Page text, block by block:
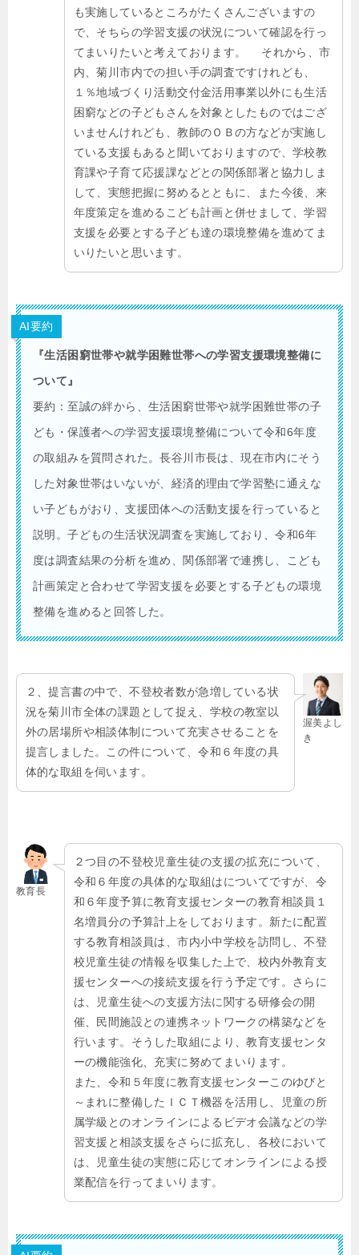
も実施しているところがたくさんございますの
で、そちらの学習支援の状況について確認を行っ
てまいりたいと考えております。 それから、市
内、菊川市内での担い手の調査ですけれども、
１％地域づくり活動交付金活用事業以外にも生活
困窮などの子どもさんを対象としたものではござ
いませんけれども、教師のＯＢの方などが実施し
ている支援もあると聞いておりますので、学校教
育課や子育て応援課などとの関係部署と協力しま
して、実態把握に努めるとともに、また今後、来
年度策定を進めるこども計画と併せまして、学習
支援を必要とする子ども達の環境整備を進めてま
いりたいと思います。
AI要約
『生活困窮世帯や就学困難世帯への学習支援環境整備に
ついて』
要約：至誠の絆から、生活困窮世帯や就学困難世帯の子
ども・保護者への学習支援環境整備について令和6年度
の取組みを質問された。長谷川市長は、現在市内にそう
した対象世帯はいないが、経済的理由で学習塾に通えな
い子どもがおり、支援団体への活動支援を行っていると
説明。子どもの生活状況調査を実施しており、令和6年
度は調査結果の分析を進め、関係部署で連携し、こども
計画策定と合わせて学習支援を必要とする子どもの環境
整備を進めると回答した。
渥美よし
き
２、提言書の中で、不登校者数が急増している状
況を菊川市全体の課題として捉え、学校の教室以
外の居場所や相談体制について充実させることを
提言しました。この件について、令和６年度の具
体的な取組を伺います。
教育長
２つ目の不登校児童生徒の支援の拡充について、
令和６年度の具体的な取組はについてですが、令
和６年度予算に教育支援センターの教育相談員１
名増員分の予算計上をしております。新たに配置
する教育相談員は、市内小中学校を訪問し、不登
校児童生徒の情報を収集した上で、校内外教育支
援センターへの接続支援を行う予定です。さらに
は、児童生徒への支援方法に関する研修会の開
催、民間施設との連携ネットワークの構築などを
行います。そうした取組により、教育支援センタ
ーの機能強化、充実に努めてまいります。
また、令和５年度に教育支援センターこのゆびと
～まれに整備したＩＣＴ機器を活用し、児童の所
属学級とのオンラインによるビデオ会議などの学
習支援と相談支援をさらに拡充し、各校において
は、児童生徒の実態に応じてオンラインによる授
業配信を行ってまいります。